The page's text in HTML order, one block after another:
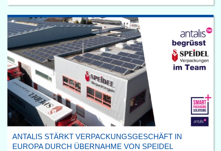
ANTALIS STÄRKT VERPACKUNGSGESCHÄFT IN
EUROPA DURCH ÜBERNAHME VON SPEIDEL